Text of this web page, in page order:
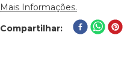
Mais Informações.
Compartilhar